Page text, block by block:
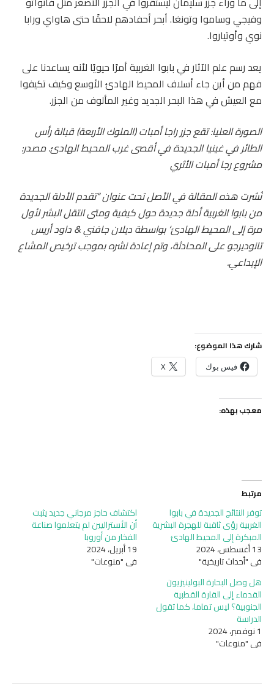
وفيجي وساموا وتونغا. أبحر أحفادهم لاحقًا حتى هاواي ورابا
نوي وأوتياروا.
يعد رسم علم الآثار في بابوا الغربية أمرًا حيويًا لأنه يساعدنا على
فهم من أين جاء أسلاف المحيط الهادئ الأوسع وكيف تكيفوا
مع العيش في هذا البحر الجديد وغير المألوف من الجزر.
الصورة العليا: تقع جزر راجا أمبات (الملوك الأربعة) قبالة رأس
الطائر في غينيا الجديدة في أقصى غرب المحيط الهادئ. مصدر:
مشروع رجا أمبات الأثري
نُشرت هذه المقالة في الأصل تحت عنوان “تقدم الأدلة الجديدة
من بابوا الغربية أدلة جديدة حول كيفية ومتى انتقل البشر لأول
مرة إلى المحيط الهادئ‘ بواسطةديلان جافني&داود أريس
تانوديرجوعلىالمحادثة، وتم إعادة نشره بموجب ترخيص المشاع
الإبداعي.
شارك هذا الموضوع:
فيس بوك X
معجب بهذه:
مرتبط
توفر النتائج الجديدة في بابوا
الغربية رؤى ثاقبة للهجرة البشرية
المبكرة إلى المحيط الهادئ
13 أغسطس، 2024
في "أحداث تاريخية"
اكتشاف حاجز مرجاني جديد يثبت
أن الأستراليين لم يتعلموا صناعة
الفخار من أوروبا
19 أبريل، 2024
في "منوعات"
هل وصل البحارة البولينيزيون
القدماء إلى القارة القطبية
الجنوبية؟ ليس تماما، كما تقول
الدراسة
1 نوفمبر، 2024
في "منوعات"